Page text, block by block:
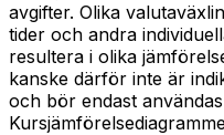
avgifter. Olika
tider och andra
resultera i olika
kanske därför inte är
och bör endast